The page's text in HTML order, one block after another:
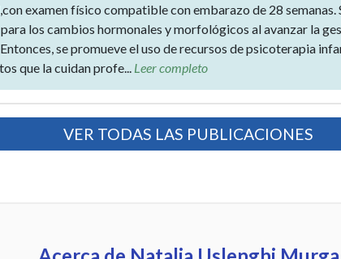
examen físico compatible con embarazo de 28
los cambios hormonales y morfológicos al avanzar la
se promueve el uso de recursos de psicoterapia
que la cuidan profe... Leer completo
VER TODAS LAS PUBLICACIONES